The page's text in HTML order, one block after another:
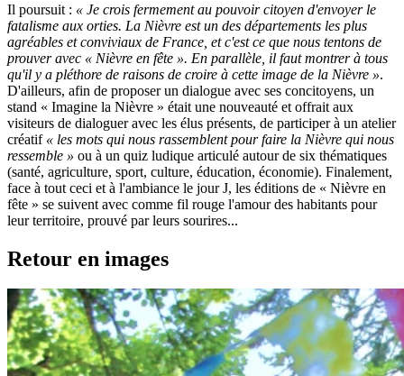
Il poursuit : « Je crois fermement au pouvoir citoyen d'envoyer le
fatalisme aux orties. La Nièvre est un des départements les plus
agréables et conviviaux de France, et c'est ce que nous tentons de
prouver avec « Nièvre en fête ». En parallèle, il faut montrer à tous
qu'il y a pléthore de raisons de croire à cette image de la Nièvre ».
D'ailleurs, afin de proposer un dialogue avec ses concitoyens, un
stand « Imagine la Nièvre » était une nouveauté et offrait aux
visiteurs de dialoguer avec les élus présents, de participer à un atelier
créatif « les mots qui nous rassemblent pour faire la Nièvre qui nous
ressemble » ou à un quiz ludique articulé autour de six thématiques
(santé, agriculture, sport, culture, éducation, économie). Finalement,
face à tout ceci et à l'ambiance le jour J, les éditions de « Nièvre en
fête » se suivent avec comme fil rouge l'amour des habitants pour
leur territoire, prouvé par leurs sourires...
Retour en images